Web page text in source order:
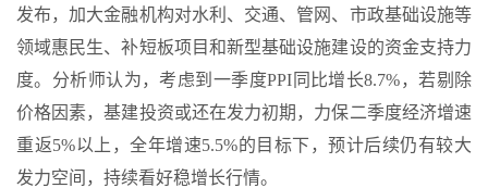
发布，加大金融机构对水利、交通、管网、市政基础设施等
领域惠民生、补短板项目和新型基础设施建设的资金支持力
度。分析师认为，考虑到一季度PPI同比增长8.7%，若剔除
价格因素，基建投资或还在发力初期，力保二季度经济增速
重返5%以上，全年增速5.5%的目标下，预计后续仍有较大
发力空间，持续看好稳增长行情。